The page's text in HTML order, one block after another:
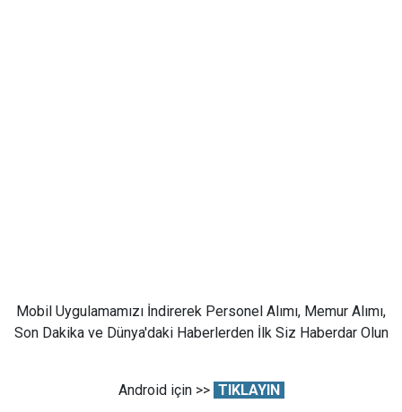
Mobil Uygulamamızı İndirerek Personel Alımı, Memur Alımı,
Son Dakika ve Dünya'daki Haberlerden İlk Siz Haberdar Olun
Android için >> TIKLAYIN